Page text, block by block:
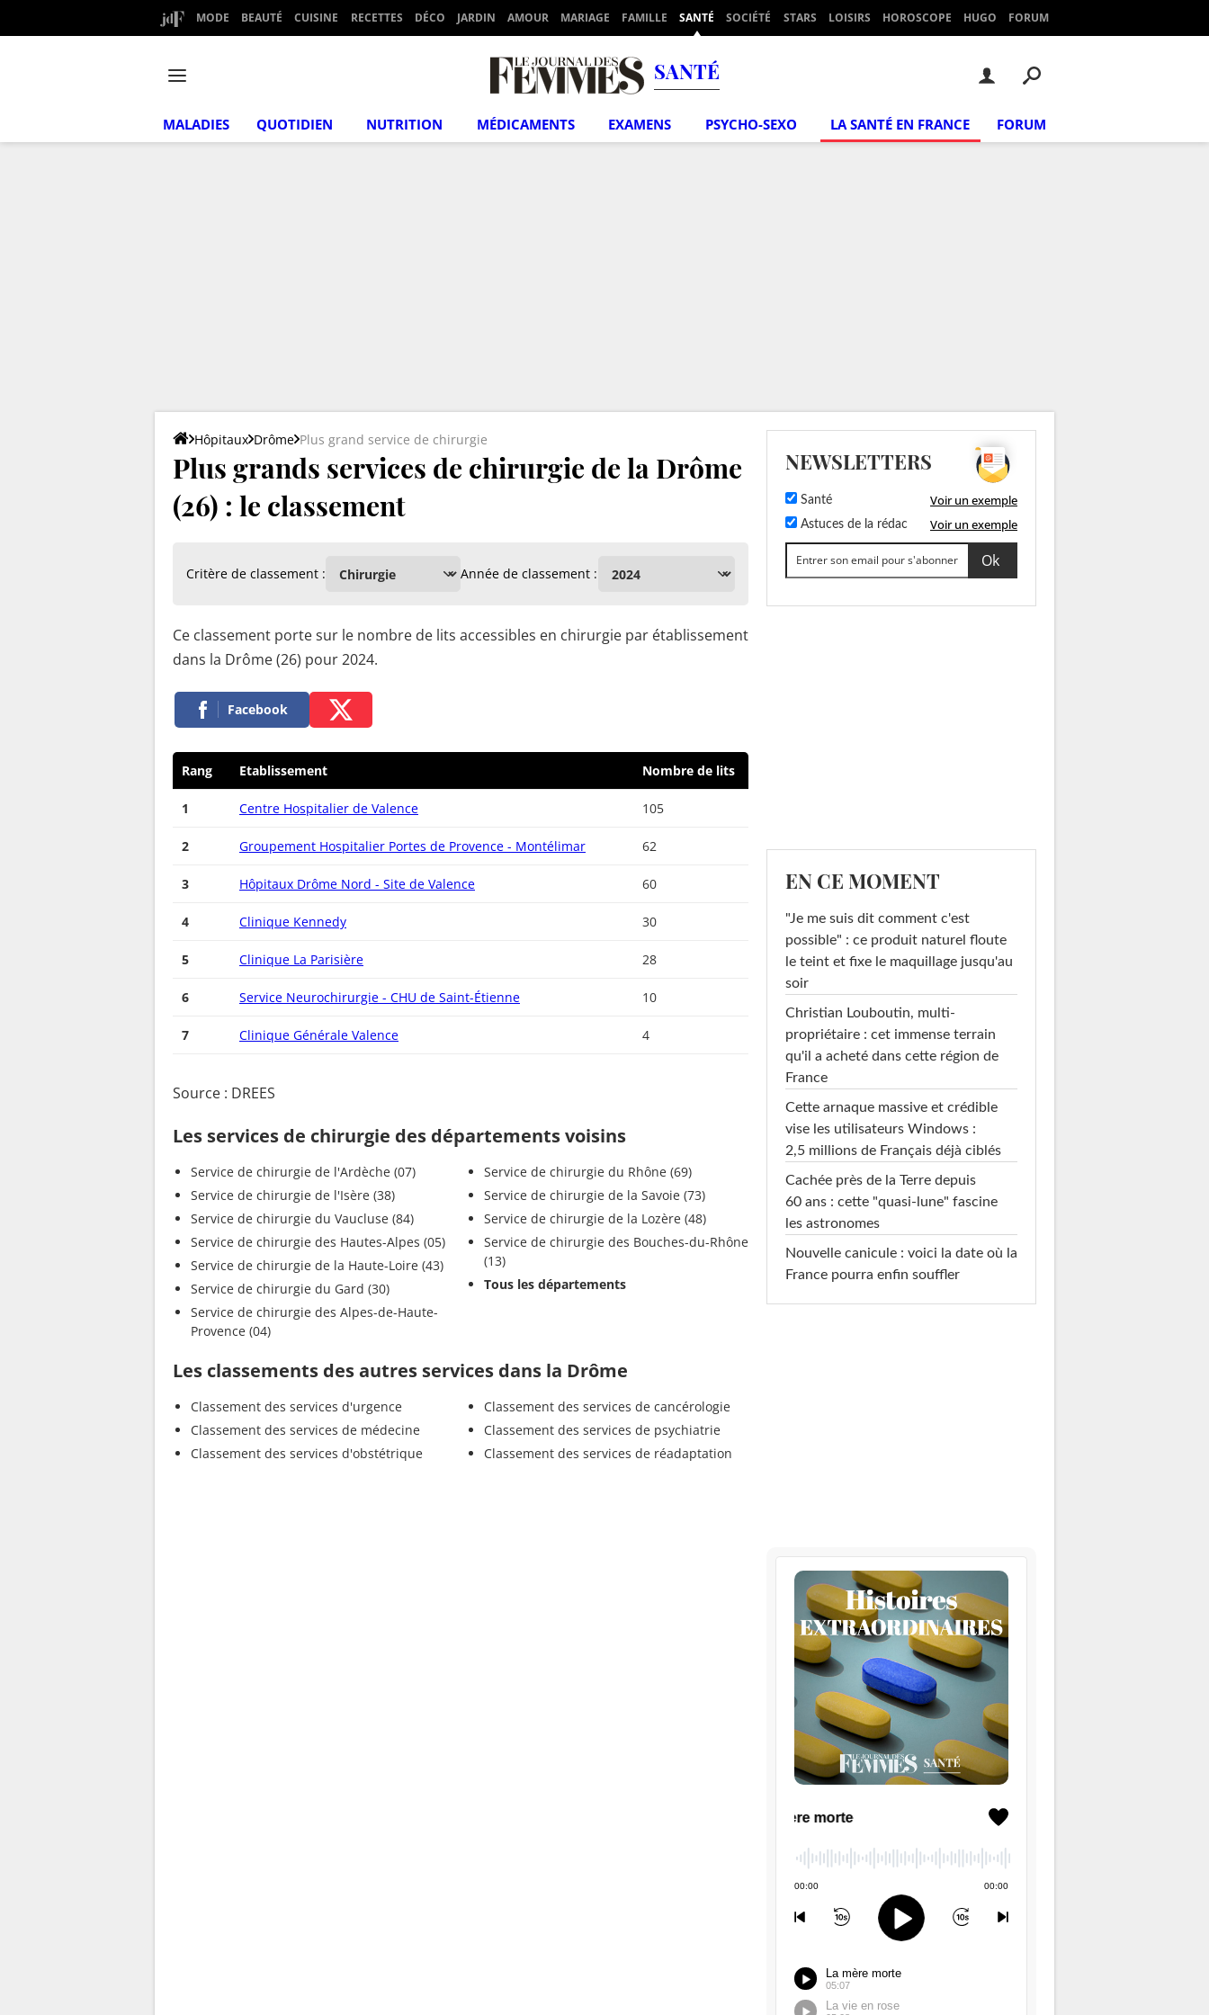
MODE BEAUTÉ CUISINE RECETTES DÉCO JARDIN AMOUR MARIAGE FAMILLE SANTÉ SOCIÉTÉ STARS LOISIRS HOROSCOPE HUGO FORUM
SANTÉ
MALADIES QUOTIDIEN NUTRITION MÉDICAMENTS EXAMENS PSYCHO-SEXO LA SANTÉ EN FRANCE FORUM
Hôpitaux Drôme Plus grand service de chirurgie
Plus grands services de chirurgie de la Drôme
(26) : le classement
Critère de classement : Année de classement :
Ce classement porte sur le nombre de lits accessibles en chirurgie par établissement
dans la Drôme (26) pour 2024.
Facebook
Rang Etablissement Nombre de lits
1 Centre Hospitalier de Valence 105
2 Groupement Hospitalier Portes de Provence - Montélimar 62
3 Hôpitaux Drôme Nord - Site de Valence 60
4 Clinique Kennedy 30
5 Clinique La Parisière 28
6 Service Neurochirurgie - CHU de Saint-Étienne 10
7 Clinique Générale Valence 4
Source : DREES
Les services de chirurgie des départements voisins
Service de chirurgie de l'Ardèche (07)
Service de chirurgie de l'Isère (38)
Service de chirurgie du Vaucluse (84)
Service de chirurgie des Hautes-Alpes (05)
Service de chirurgie de la Haute-Loire (43)
Service de chirurgie du Gard (30)
Service de chirurgie des Alpes-de-Haute-
Provence (04)
Service de chirurgie du Rhône (69)
Service de chirurgie de la Savoie (73)
Service de chirurgie de la Lozère (48)
Service de chirurgie des Bouches-du-Rhône
(13)
Tous les départements
Les classements des autres services dans la Drôme
Classement des services d'urgence
Classement des services de médecine
Classement des services d'obstétrique
Classement des services de cancérologie
Classement des services de psychiatrie
Classement des services de réadaptation
NEWSLETTERS
Santé Voir un exemple
Astuces de la rédac Voir un exemple
EN CE MOMENT
"Je me suis dit comment c'est
possible" : ce produit naturel floute
le teint et fixe le maquillage jusqu'au
soir
Christian Louboutin, multi-
propriétaire : cet immense terrain
qu'il a acheté dans cette région de
France
Cette arnaque massive et crédible
vise les utilisateurs Windows :
2,5 millions de Français déjà ciblés
Cachée près de la Terre depuis
60 ans : cette "quasi-lune" fascine
les astronomes
Nouvelle canicule : voici la date où la
France pourra enfin souffler